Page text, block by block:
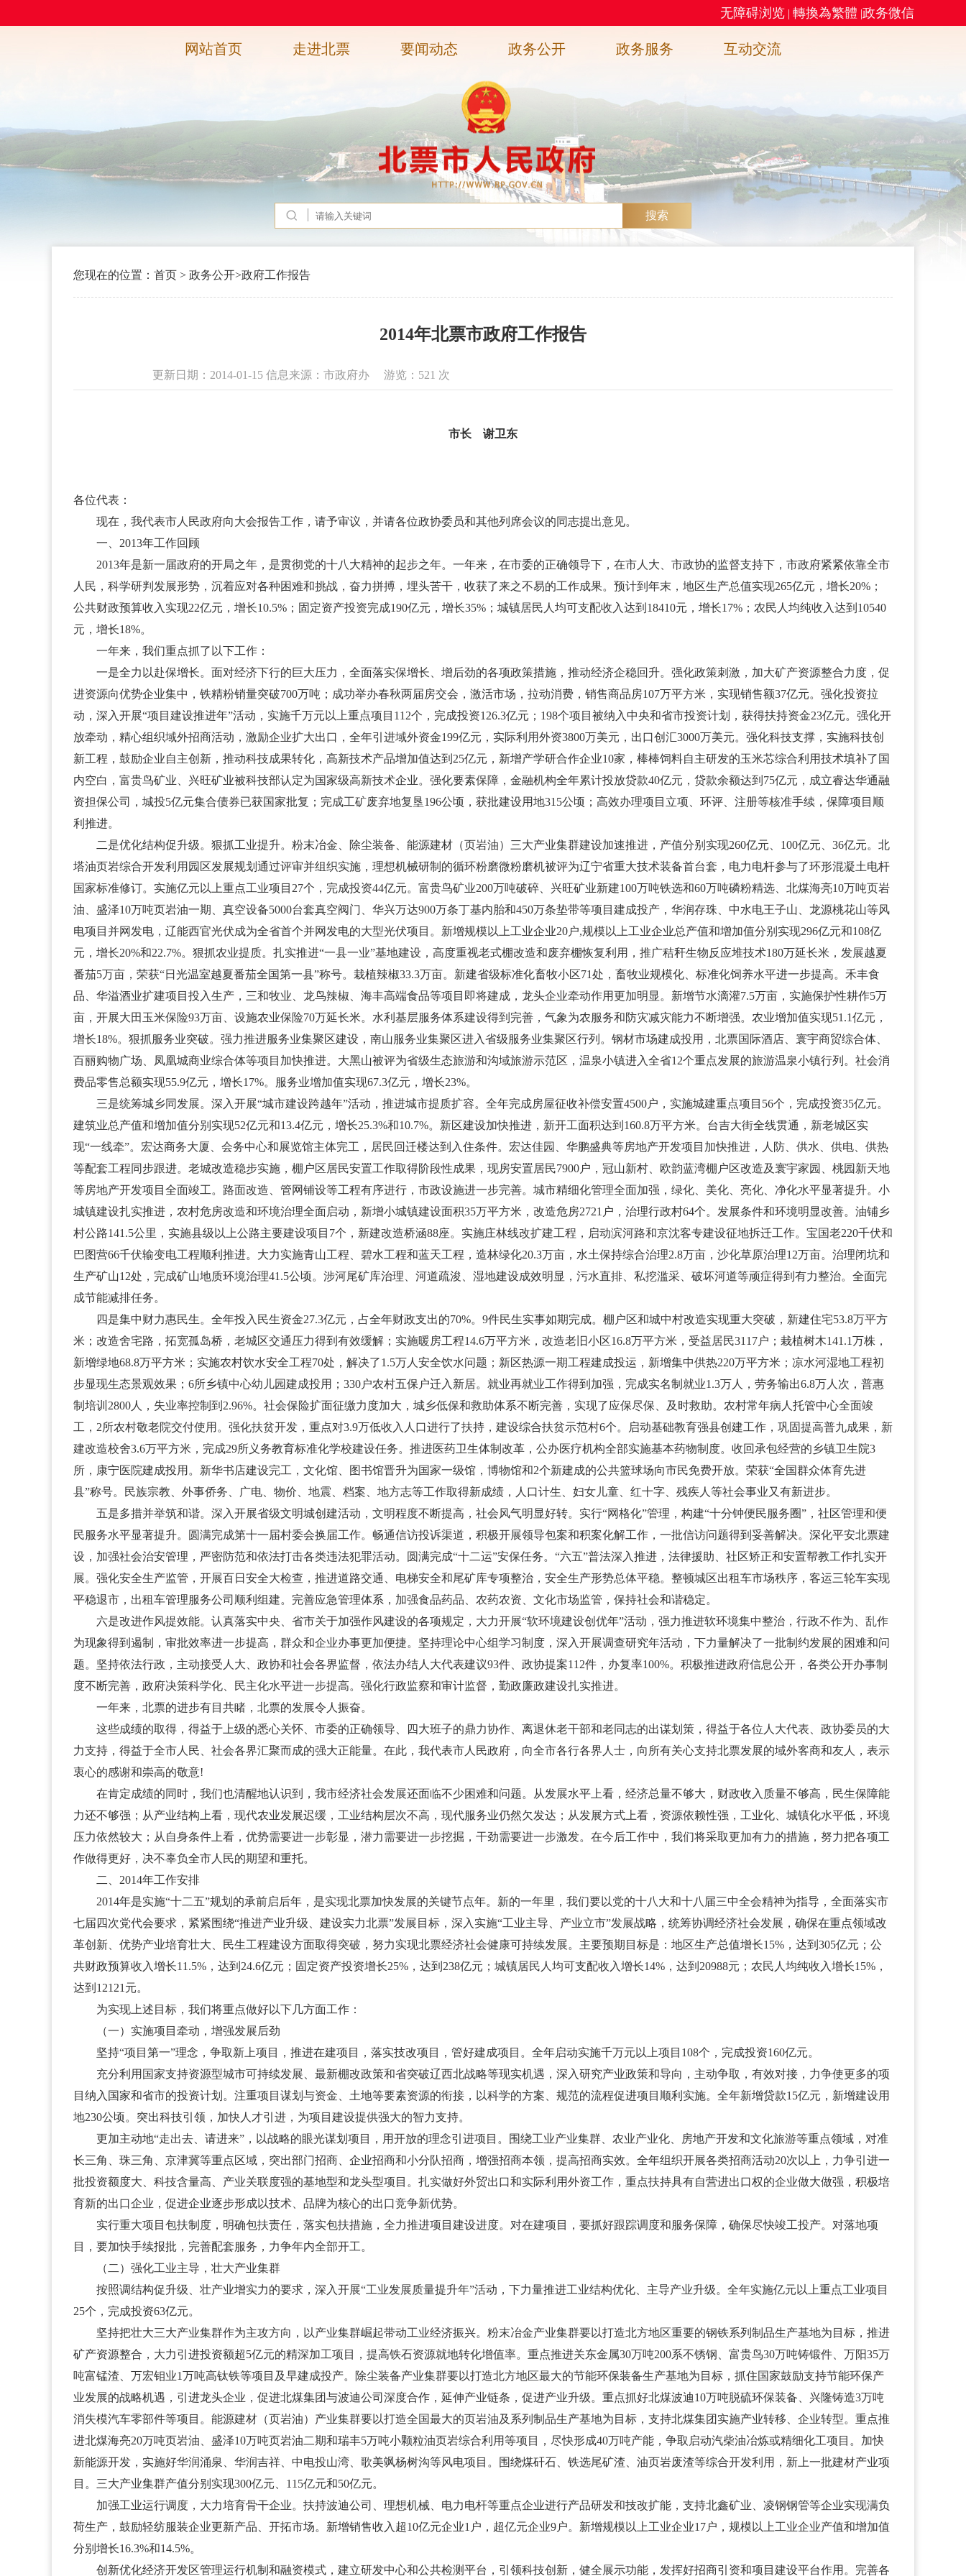
无障碍浏览 | 轉換為繁體 |政务微信
网站首页 走进北票 要闻动态 政务公开 政务服务 互动交流
搜索
您现在的位置： 首页 > 政务公开>政府工作报告
2014年北票市政府工作报告
更新日期：2014-01-15 信息来源：市政府办 游览： 521 次
市长 谢卫东
各位代表：
现在，我代表市人民政府向大会报告工作，请予审议，并请各位政协委员和其他列席会议的同志提出意见。
一、2013年工作回顾
2013年是新一届政府的开局之年，是贯彻党的十八大精神的起步之年。一年来，在市委的正确领导下，在市人大、市政协的监督支持下，市政府紧紧依靠全市
人民，科学研判发展形势，沉着应对各种困难和挑战，奋力拼搏，埋头苦干，收获了来之不易的工作成果。预计到年末，地区生产总值实现265亿元，增长20%；
公共财政预算收入实现22亿元，增长10.5%；固定资产投资完成190亿元，增长35%；城镇居民人均可支配收入达到18410元，增长17%；农民人均纯收入达到10540
元，增长18%。
一年来，我们重点抓了以下工作：
一是全力以赴保增长。面对经济下行的巨大压力，全面落实保增长、增后劲的各项政策措施，推动经济企稳回升。强化政策刺激，加大矿产资源整合力度，促
进资源向优势企业集中，铁精粉销量突破700万吨；成功举办春秋两届房交会，激活市场，拉动消费，销售商品房107万平方米，实现销售额37亿元。强化投资拉
动，深入开展“项目建设推进年”活动，实施千万元以上重点项目112个，完成投资126.3亿元；198个项目被纳入中央和省市投资计划，获得扶持资金23亿元。强化开
放牵动，精心组织域外招商活动，激励企业扩大出口，全年引进域外资金199亿元，实际利用外资3800万美元，出口创汇3000万美元。强化科技支撑，实施科技创
新工程，鼓励企业自主创新，推动科技成果转化，高新技术产品增加值达到25亿元，新增产学研合作企业10家，棒棒饲料自主研发的玉米芯综合利用技术填补了国
内空白，富贵鸟矿业、兴旺矿业被科技部认定为国家级高新技术企业。强化要素保障，金融机构全年累计投放贷款40亿元，贷款余额达到75亿元，成立睿达华通融
资担保公司，城投5亿元集合债券已获国家批复；完成工矿废弃地复垦196公顷，获批建设用地315公顷；高效办理项目立项、环评、注册等核准手续，保障项目顺
利推进。
二是优化结构促升级。狠抓工业提升。粉末冶金、除尘装备、能源建材（页岩油）三大产业集群建设加速推进，产值分别实现260亿元、100亿元、36亿元。北
塔油页岩综合开发利用园区发展规划通过评审并组织实施，理想机械研制的循环粉磨微粉磨机被评为辽宁省重大技术装备首台套，电力电杆参与了环形混凝土电杆
国家标准修订。实施亿元以上重点工业项目27个，完成投资44亿元。富贵鸟矿业200万吨破碎、兴旺矿业新建100万吨铁选和60万吨磷粉精选、北煤海亮10万吨页岩
油、盛泽10万吨页岩油一期、真空设备5000台套真空阀门、华兴万达900万条丁基内胎和450万条垫带等项目建成投产，华润存珠、中水电王子山、龙源桃花山等风
电项目并网发电，辽能西官光伏成为全省首个并网发电的大型光伏项目。新增规模以上工业企业20户,规模以上工业企业总产值和增加值分别实现296亿元和108亿
元，增长20%和22.7%。狠抓农业提质。扎实推进“一县一业”基地建设，高度重视老式棚改造和废弃棚恢复利用，推广秸秆生物反应堆技术180万延长米，发展越夏
番茄5万亩，荣获“日光温室越夏番茄全国第一县”称号。栽植辣椒33.3万亩。新建省级标准化畜牧小区71处，畜牧业规模化、标准化饲养水平进一步提高。禾丰食
品、华溢酒业扩建项目投入生产，三和牧业、龙鸟辣椒、海丰高端食品等项目即将建成，龙头企业牵动作用更加明显。新增节水滴灌7.5万亩，实施保护性耕作5万
亩，开展大田玉米保险93万亩、设施农业保险70万延长米。水利基层服务体系建设得到完善，气象为农服务和防灾减灾能力不断增强。农业增加值实现51.1亿元，
增长18%。狠抓服务业突破。强力推进服务业集聚区建设，南山服务业集聚区进入省级服务业集聚区行列。钢材市场建成投用，北票国际酒店、寰宇商贸综合体、
百丽购物广场、凤凰城商业综合体等项目加快推进。大黑山被评为省级生态旅游和沟域旅游示范区，温泉小镇进入全省12个重点发展的旅游温泉小镇行列。社会消
费品零售总额实现55.9亿元，增长17%。服务业增加值实现67.3亿元，增长23%。
三是统筹城乡同发展。深入开展“城市建设跨越年”活动，推进城市提质扩容。全年完成房屋征收补偿安置4500户，实施城建重点项目56个，完成投资35亿元。
建筑业总产值和增加值分别实现52亿元和13.4亿元，增长25.3%和10.7%。新区建设加快推进，新开工面积达到160.8万平方米。台吉大街全线贯通，新老城区实
现“一线牵”。宏达商务大厦、会务中心和展览馆主体完工，居民回迁楼达到入住条件。宏达佳园、华鹏盛典等房地产开发项目加快推进，人防、供水、供电、供热
等配套工程同步跟进。老城改造稳步实施，棚户区居民安置工作取得阶段性成果，现房安置居民7900户，冠山新村、欧韵蓝湾棚户区改造及寰宇家园、桃园新天地
等房地产开发项目全面竣工。路面改造、管网铺设等工程有序进行，市政设施进一步完善。城市精细化管理全面加强，绿化、美化、亮化、净化水平显著提升。小
城镇建设扎实推进，农村危房改造和环境治理全面启动，新增小城镇建设面积35万平方米，改造危房2721户，治理行政村64个。发展条件和环境明显改善。油铺乡
村公路141.5公里，实施县级以上公路主要建设项目7个，新建改造桥涵88座。实施庄林线改扩建工程，启动滨河路和京沈客专建设征地拆迁工作。宝国老220千伏和
巴图营66千伏输变电工程顺利推进。大力实施青山工程、碧水工程和蓝天工程，造林绿化20.3万亩，水土保持综合治理2.8万亩，沙化草原治理12万亩。治理闭坑和
生产矿山12处，完成矿山地质环境治理41.5公顷。涉河尾矿库治理、河道疏浚、湿地建设成效明显，污水直排、私挖滥采、破坏河道等顽症得到有力整治。全面完
成节能减排任务。
四是集中财力惠民生。全年投入民生资金27.3亿元，占全年财政支出的70%。9件民生实事如期完成。棚户区和城中村改造实现重大突破，新建住宅53.8万平方
米；改造舍宅路，拓宽孤岛桥，老城区交通压力得到有效缓解；实施暖房工程14.6万平方米，改造老旧小区16.8万平方米，受益居民3117户；栽植树木141.1万株，
新增绿地68.8万平方米；实施农村饮水安全工程70处，解决了1.5万人安全饮水问题；新区热源一期工程建成投运，新增集中供热220万平方米；凉水河湿地工程初
步显现生态景观效果；6所乡镇中心幼儿园建成投用；330户农村五保户迁入新居。就业再就业工作得到加强，完成实名制就业1.3万人，劳务输出6.8万人次，普惠
制培训2800人，失业率控制到2.96%。社会保险扩面征缴力度加大，城乡低保和救助体系不断完善，实现了应保尽保、及时救助。农村常年病人托管中心全面竣
工，2所农村敬老院交付使用。强化扶贫开发，重点对3.9万低收入人口进行了扶持，建设综合扶贫示范村6个。启动基础教育强县创建工作，巩固提高普九成果，新
建改造校舍3.6万平方米，完成29所义务教育标准化学校建设任务。推进医药卫生体制改革，公办医疗机构全部实施基本药物制度。收回承包经营的乡镇卫生院3
所，康宁医院建成投用。新华书店建设完工，文化馆、图书馆晋升为国家一级馆，博物馆和2个新建成的公共篮球场向市民免费开放。荣获“全国群众体育先进
县”称号。民族宗教、外事侨务、广电、物价、地震、档案、地方志等工作取得新成绩，人口计生、妇女儿童、红十字、残疾人等社会事业又有新进步。
五是多措并举筑和谐。深入开展省级文明城创建活动，文明程度不断提高，社会风气明显好转。实行“网格化”管理，构建“十分钟便民服务圈”，社区管理和便
民服务水平显著提升。圆满完成第十一届村委会换届工作。畅通信访投诉渠道，积极开展领导包案和积案化解工作，一批信访问题得到妥善解决。深化平安北票建
设，加强社会治安管理，严密防范和依法打击各类违法犯罪活动。圆满完成“十二运”安保任务。“六五”普法深入推进，法律援助、社区矫正和安置帮教工作扎实开
展。强化安全生产监管，开展百日安全大检查，推进道路交通、电梯安全和尾矿库专项整治，安全生产形势总体平稳。整顿城区出租车市场秩序，客运三轮车实现
平稳退市，出租车管理服务公司顺利组建。完善应急管理体系，加强食品药品、农药农资、文化市场监管，保持社会和谐稳定。
六是改进作风提效能。认真落实中央、省市关于加强作风建设的各项规定，大力开展“软环境建设创优年”活动，强力推进软环境集中整治，行政不作为、乱作
为现象得到遏制，审批效率进一步提高，群众和企业办事更加便捷。坚持理论中心组学习制度，深入开展调查研究年活动，下力量解决了一批制约发展的困难和问
题。坚持依法行政，主动接受人大、政协和社会各界监督，依法办结人大代表建议93件、政协提案112件，办复率100%。积极推进政府信息公开，各类公开办事制
度不断完善，政府决策科学化、民主化水平进一步提高。强化行政监察和审计监督，勤政廉政建设扎实推进。
一年来，北票的进步有目共睹，北票的发展令人振奋。
这些成绩的取得，得益于上级的悉心关怀、市委的正确领导、四大班子的鼎力协作、离退休老干部和老同志的出谋划策，得益于各位人大代表、政协委员的大
力支持，得益于全市人民、社会各界汇聚而成的强大正能量。在此，我代表市人民政府，向全市各行各界人士，向所有关心支持北票发展的域外客商和友人，表示
衷心的感谢和崇高的敬意!
在肯定成绩的同时，我们也清醒地认识到，我市经济社会发展还面临不少困难和问题。从发展水平上看，经济总量不够大，财政收入质量不够高，民生保障能
力还不够强；从产业结构上看，现代农业发展迟缓，工业结构层次不高，现代服务业仍然欠发达；从发展方式上看，资源依赖性强，工业化、城镇化水平低，环境
压力依然较大；从自身条件上看，优势需要进一步彰显，潜力需要进一步挖掘，干劲需要进一步激发。在今后工作中，我们将采取更加有力的措施，努力把各项工
作做得更好，决不辜负全市人民的期望和重托。
二、2014年工作安排
2014年是实施“十二五”规划的承前启后年，是实现北票加快发展的关键节点年。新的一年里，我们要以党的十八大和十八届三中全会精神为指导，全面落实市
七届四次党代会要求，紧紧围绕“推进产业升级、建设实力北票”发展目标，深入实施“工业主导、产业立市”发展战略，统筹协调经济社会发展，确保在重点领域改
革创新、优势产业培育壮大、民生工程建设方面取得突破，努力实现北票经济社会健康可持续发展。主要预期目标是：地区生产总值增长15%，达到305亿元；公
共财政预算收入增长11.5%，达到24.6亿元；固定资产投资增长25%，达到238亿元；城镇居民人均可支配收入增长14%，达到20988元；农民人均纯收入增长15%，
达到12121元。
为实现上述目标，我们将重点做好以下几方面工作：
（一）实施项目牵动，增强发展后劲
坚持“项目第一”理念，争取新上项目，推进在建项目，落实技改项目，管好建成项目。全年启动实施千万元以上项目108个，完成投资160亿元。
充分利用国家支持资源型城市可持续发展、最新棚改政策和省突破辽西北战略等现实机遇，深入研究产业政策和导向，主动争取，有效对接，力争使更多的项
目纳入国家和省市的投资计划。注重项目谋划与资金、土地等要素资源的衔接，以科学的方案、规范的流程促进项目顺利实施。全年新增贷款15亿元，新增建设用
地230公顷。突出科技引领，加快人才引进，为项目建设提供强大的智力支持。
更加主动地“走出去、请进来”，以战略的眼光谋划项目，用开放的理念引进项目。围绕工业产业集群、农业产业化、房地产开发和文化旅游等重点领域，对准
长三角、珠三角、京津冀等重点区域，突出部门招商、企业招商和小分队招商，增强招商本领，提高招商实效。全年组织开展各类招商活动20次以上，力争引进一
批投资额度大、科技含量高、产业关联度强的基地型和龙头型项目。扎实做好外贸出口和实际利用外资工作，重点扶持具有自营进出口权的企业做大做强，积极培
育新的出口企业，促进企业逐步形成以技术、品牌为核心的出口竞争新优势。
实行重大项目包扶制度，明确包扶责任，落实包扶措施，全力推进项目建设进度。对在建项目，要抓好跟踪调度和服务保障，确保尽快竣工投产。对落地项
目，要加快手续报批，完善配套服务，力争年内全部开工。
（二）强化工业主导，壮大产业集群
按照调结构促升级、壮产业增实力的要求，深入开展“工业发展质量提升年”活动，下力量推进工业结构优化、主导产业升级。全年实施亿元以上重点工业项目
25个，完成投资63亿元。
坚持把壮大三大产业集群作为主攻方向，以产业集群崛起带动工业经济振兴。粉末冶金产业集群要以打造北方地区重要的钢铁系列制品生产基地为目标，推进
矿产资源整合，大力引进投资额超5亿元的精深加工项目，提高铁石资源就地转化增值率。重点推进关东金属30万吨200系不锈钢、富贵鸟30万吨铸锻件、万阳35万
吨富锰渣、万宏钼业1万吨高钛铁等项目及早建成投产。除尘装备产业集群要以打造北方地区最大的节能环保装备生产基地为目标，抓住国家鼓励支持节能环保产
业发展的战略机遇，引进龙头企业，促进北煤集团与波迪公司深度合作，延伸产业链条，促进产业升级。重点抓好北煤波迪10万吨脱硫环保装备、兴隆铸造3万吨
消失模汽车零部件等项目。能源建材（页岩油）产业集群要以打造全国最大的页岩油及系列制品生产基地为目标，支持北煤集团实施产业转移、企业转型。重点推
进北煤海亮20万吨页岩油、盛泽10万吨页岩油二期和瑞丰5万吨小颗粒油页岩综合利用等项目，尽快形成40万吨产能，争取启动汽柴油冶炼或精细化工项目。加快
新能源开发，实施好华润涌泉、华润吉祥、中电投山湾、歌美飒杨树沟等风电项目。围绕煤矸石、铁选尾矿渣、油页岩废渣等综合开发利用，新上一批建材产业项
目。三大产业集群产值分别实现300亿元、115亿元和50亿元。
加强工业运行调度，大力培育骨干企业。扶持波迪公司、理想机械、电力电杆等重点企业进行产品研发和技改扩能，支持北鑫矿业、凌钢钢管等企业实现满负
荷生产，鼓励轻纺服装企业更新产品、开拓市场。新增销售收入超10亿元企业1户，超亿元企业9户。新增规模以上工业企业17户，规模以上工业企业产值和增加值
分别增长16.3%和14.5%。
创新优化经济开发区管理运行机制和融资模式，建立研发中心和公共检测平台，引领科技创新，健全展示功能，发挥好招商引资和项目建设平台作用。完善各